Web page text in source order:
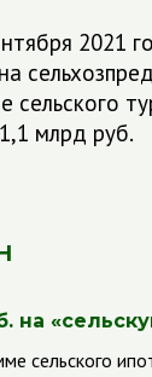
2021
млрд руб.
сельского